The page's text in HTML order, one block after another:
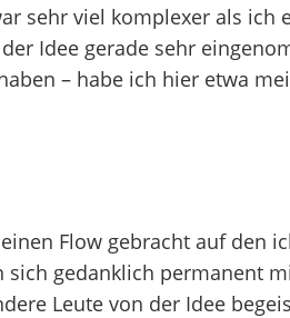
sehr viel komplexer als ich
Idee gerade sehr
– habe ich hier etwa
Flow gebracht auf den
gedanklich permanent
Leute von der Idee